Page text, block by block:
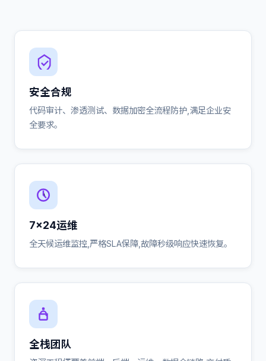
安全合规
代码审计、渗透测试、数据加密全流程防护,满足企业安
全要求。
7×24运维
全天候运维监控,严格SLA保障,故障秒级响应快速恢复。
全栈团队